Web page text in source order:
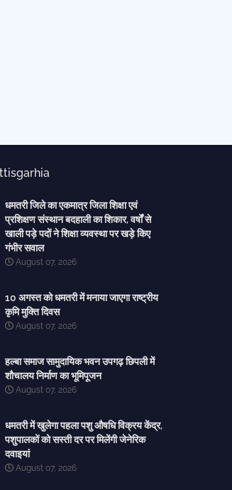
धमतरी जिले का एकमात्र जिला शिक्षा एवं
प्रशिक्षण संस्थान बदहाली का शिकार, वर्षों से
खाली पड़े पदों ने शिक्षा व्यवस्था पर खड़े किए
गंभीर सवाल
August 07, 2026
10 अगस्त को धमतरी में मनाया जाएगा राष्ट्रीय
कृमि मुक्ति दिवस
August 07, 2026
हल्बा समाज सामुदायिक भवन उपगढ़ छिपली में
शौचालय निर्माण का भूमिपूजन
August 07, 2026
धमतरी में खुलेगा पहला पशु औषधि विक्रय केंद्र,
पशुपालकों को सस्ती दर पर मिलेंगी जेनेरिक
दवाइयां
August 07, 2026